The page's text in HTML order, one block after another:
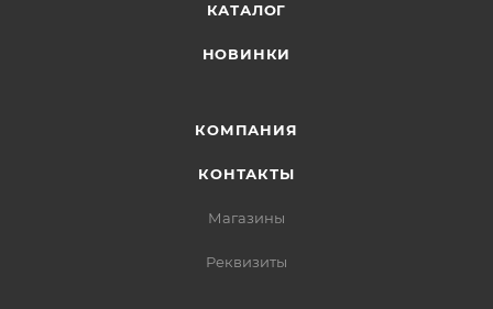
КАТАЛОГ
НОВИНКИ
КОМПАНИЯ
КОНТАКТЫ
Магазины
Реквизиты